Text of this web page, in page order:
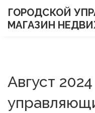
ГОРОДСКОЙ
МАГАЗИН
Август